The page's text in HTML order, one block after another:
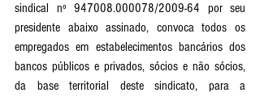
sindical nº 947008.000078/2009-64 por seu
presidente abaixo assinado, convoca todos os
empregados em estabelecimentos bancários dos
bancos públicos e privados, sócios e não sócios,
da base territorial deste sindicato, para a